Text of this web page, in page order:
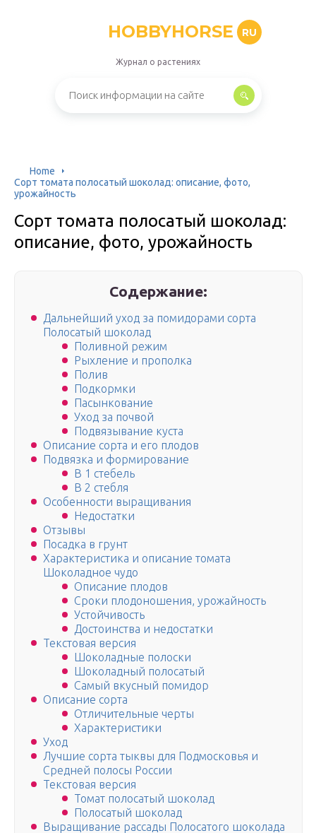
HOBBYHORSE RU
Журнал о растениях
Home
Сорт томата полосатый шоколад: описание, фото,
урожайность
Сорт томата полосатый шоколад:
описание, фото, урожайность
Содержание:
Дальнейший уход за помидорами сорта
Полосатый шоколад
Поливной режим
Рыхление и прополка
Полив
Подкормки
Пасынкование
Уход за почвой
Подвязывание куста
Описание сорта и его плодов
Подвязка и формирование
В 1 стебель
В 2 стебля
Особенности выращивания
Недостатки
Отзывы
Посадка в грунт
Характеристика и описание томата
Шоколадное чудо
Описание плодов
Сроки плодоношения, урожайность
Устойчивость
Достоинства и недостатки
Текстовая версия
Шоколадные полоски
Шоколадный полосатый
Самый вкусный помидор
Описание сорта
Отличительные черты
Характеристики
Уход
Лучшие сорта тыквы для Подмосковья и
Средней полосы России
Текстовая версия
Томат полосатый шоколад
Полосатый шоколад
Выращивание рассады Полосатого шоколада